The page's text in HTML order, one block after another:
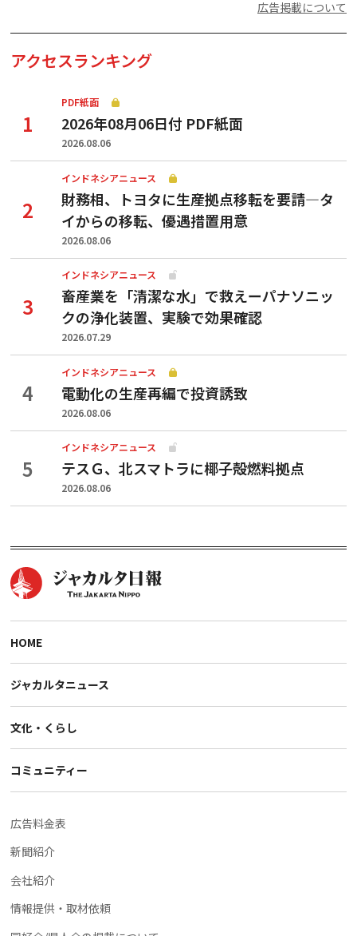
広告掲載について
アクセスランキング
PDF紙面
2026年08月06日付 PDF紙面
2026.08.06
インドネシアニュース
財務相、トヨタに生産拠点移転を要請—タ
イからの移転、優遇措置用意
2026.08.06
インドネシアニュース
畜産業を「清潔な水」で救えーパナソニッ
クの浄化装置、実験で効果確認
2026.07.29
インドネシアニュース
電動化の生産再編で投資誘致
2026.08.06
インドネシアニュース
テスＧ、北スマトラに椰子殻燃料拠点
2026.08.06
HOME
ジャカルタニュース
文化・くらし
コミュニティー
広告料金表
新聞紹介
会社紹介
情報提供・取材依頼